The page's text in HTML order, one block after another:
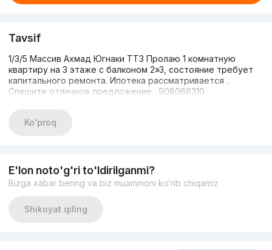
Tavsif
1/3/5 Массив Ахмад Югнаки ТТЗ Пролаю 1 комнатную
квартиру на 3 этаже с балконом 2»3, состояние требует
капитального ремонта. Ипотека рассматривается .
Спешите отличное предложение . 908066310
Ko'proq
E'lon noto'g'ri to'ldirilganmi?
Bizga xabar bering va biz muammoni ko‘rib chiqamiz
Shikoyat qiling